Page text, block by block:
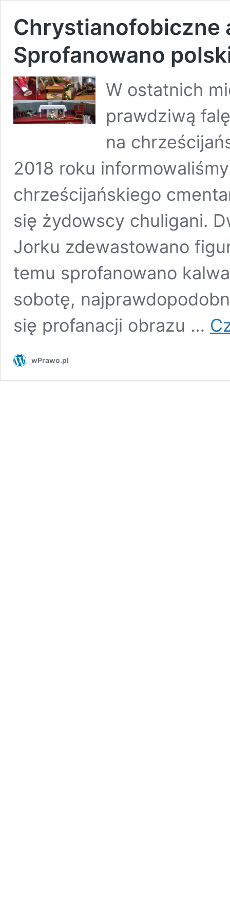
Chrystianofobiczne
Sprofanowano
W ostatnich
prawdziwą
na
2018 roku
chrześcijańskiego
się żydowscy chuligani.
Jorku zdewastowano
temu sprofanowano
sobotę,
się profanacji obrazu …
wPrawo.pl